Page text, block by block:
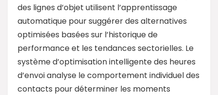
des lignes d’objet utilisent l’apprentissage
automatique pour suggérer des alternatives
optimisées basées sur l’historique de
performance et les tendances sectorielles. Le
système d’optimisation intelligente des heures
d’envoi analyse le comportement individuel des
contacts pour déterminer les moments